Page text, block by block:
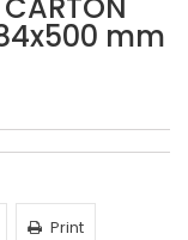
mm
Print